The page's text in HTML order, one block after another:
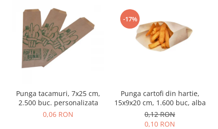
Punga tacamuri, 7x25 cm,
2.500 buc. personalizata
0,06 RON
-17%
Punga cartofi din hartie,
15x9x20 cm, 1.600 buc, alba
0,12 RON
0,10 RON